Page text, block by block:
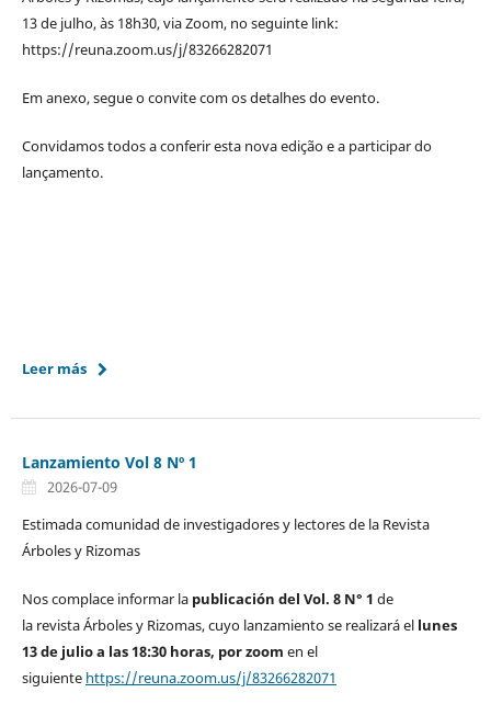
13 de julho, às 18h30, via Zoom, no seguinte link:
https://reuna.zoom.us/j/83266282071
Em anexo, segue o convite com os detalhes do evento.
Convidamos todos a conferir esta nova edição e a participar do
lançamento.
Leer más
Lanzamiento Vol 8 Nº 1
2026-07-09
Estimada comunidad de investigadores y lectores de la Revista
Árboles y Rizomas
Nos complace informar la publicación del Vol. 8 N° 1 de
la revista Árboles y Rizomas, cuyo lanzamiento se realizará el lunes
13 de julio a las 18:30 horas, por zoom en el
siguiente https://reuna.zoom.us/j/83266282071